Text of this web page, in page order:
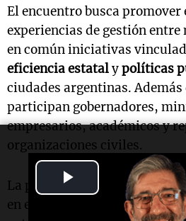
Video
El encuentro busca
experiencias de gestión
en común iniciativas
eficiencia estatalypolíticas
ciudades argentinas.
participan gobernadores,
empresarios, académicos y
organizaciones civiles.
La programación comenzó
en el
Teatro El Círculo, donde